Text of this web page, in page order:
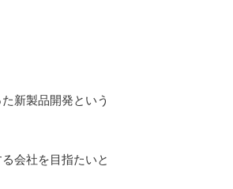
新製品開発という
会社を目指たいと